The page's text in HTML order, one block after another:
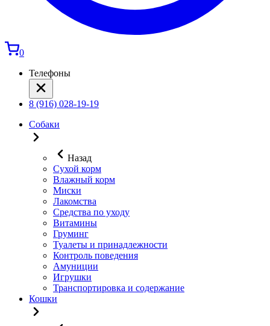
0
Телефоны
8 (916) 028-19-19
Собаки
Назад
Сухой корм
Влажный корм
Миски
Лакомства
Средства по уходу
Витамины
Груминг
Туалеты и принадлежности
Контроль поведения
Амуниции
Игрушки
Транспортировка и содержание
Кошки